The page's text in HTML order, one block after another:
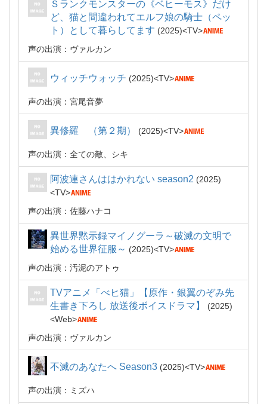
Ｓランクモンスターの《ベヒーモス》だけ
ど、猫と間違われてエルフ娘の騎士（ペッ
ト）として暮らしてます
2025
TV
声の出演：ヴァルカン
ウィッチウォッチ 2025 TV
声の出演：宮尾音夢
異修羅 （第２期） 2025 TV
声の出演：全ての敵、シキ
阿波連さんははかれない season2
2025
TV
声の出演：佐藤ハナコ
異世界黙示録マイノグーラ～破滅の文明で
始める世界征服～
2025
TV
声の出演：汚泥のアトゥ
TVアニメ「べヒ猫」【原作・銀翼のぞみ先
生書き下ろし 放送後ボイスドラマ】
2025
Web
声の出演：ヴァルカン
不滅のあなたへ Season3 2025 TV
声の出演：ミズハ